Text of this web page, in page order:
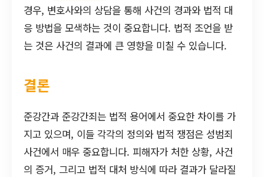
경우, 변호사와의 상담을 통해 사건의 경과와 법적 대
응 방법을 모색하는 것이 중요합니다. 법적 조언을 받
는 것은 사건의 결과에 큰 영향을 미칠 수 있습니다.
결론
준강간과 준강간죄는 법적 용어에서 중요한 차이를 가
지고 있으며, 이들 각각의 정의와 법적 쟁점은 성범죄
사건에서 매우 중요합니다. 피해자가 처한 상황, 사건
의 증거, 그리고 법적 대처 방식에 따라 결과가 달라질